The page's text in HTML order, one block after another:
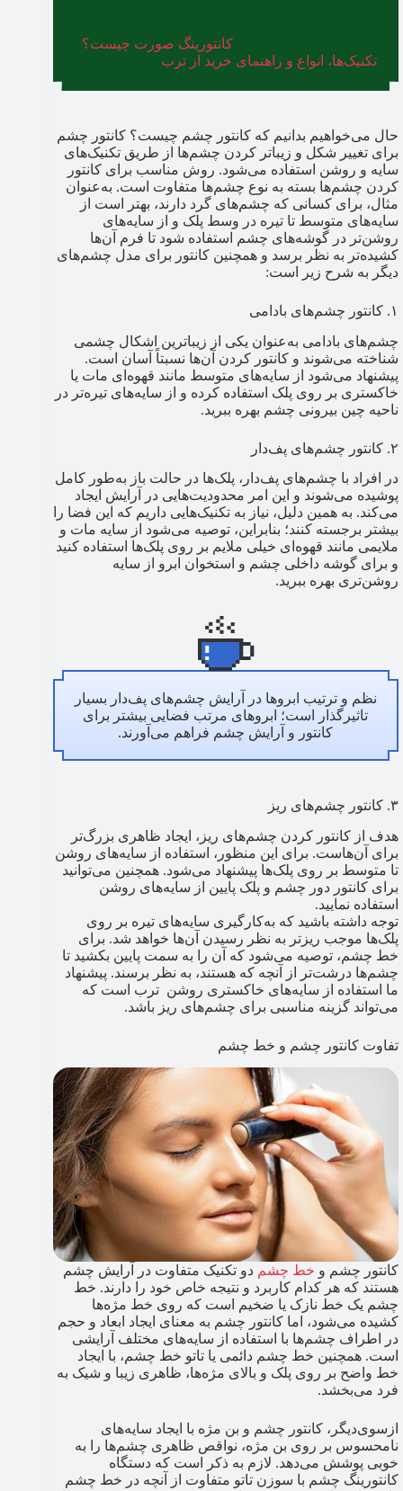
کانتورینگ صورت چیست؟
تکنیک‌ها، انواع و راهنمای خرید از ترب
حال می‌خواهیم بدانیم که کانتور چشم چیست؟ کانتور چشم
برای تغییر شکل و زیباتر کردن چشم‌ها از طریق تکنیک‌های
سایه و روشن استفاده می‌شود. روش مناسب برای کانتور
کردن چشم‌ها بسته به نوع چشم‌ها متفاوت است. به‌عنوان
مثال، برای کسانی که چشم‌های گرد دارند، بهتر است از
سایه‌های متوسط تا تیره در وسط پلک و از سایه‌های
روشن‌تر در گوشه‌های چشم استفاده شود تا فرم آن‌ها
کشیده‌تر به نظر برسد و همچنین کانتور برای مدل چشم‌های
دیگر به شرح زیر است:
۱. کانتور چشم‌های بادامی
چشم‌های بادامی به‌عنوان یکی از زیباترین اشکال چشمی
شناخته می‌شوند و کانتور کردن آن‌ها نسبتاً آسان است.
پیشنهاد می‌شود از سایه‌های متوسط مانند قهوه‌ای مات یا
خاکستری بر روی پلک استفاده کرده و از سایه‌های تیره‌تر در
ناحیه چین بیرونی چشم بهره ببرید.
۲. کانتور چشم‌های پف‌دار
در افراد با چشم‌های پف‌دار، پلک‌ها در حالت باز به‌طور کامل
پوشیده می‌شوند و این امر محدودیت‌هایی در آرایش ایجاد
می‌کند. به همین دلیل، نیاز به تکنیک‌هایی داریم که این فضا را
بیشتر برجسته کنند؛ بنابراین، توصیه می‌شود از سایه مات و
ملایمی مانند قهوه‌ای خیلی ملایم بر روی پلک‌ها استفاده کنید
و برای گوشه داخلی چشم و استخوان ابرو از سایه
روشن‌تری بهره ببرید.
نظم و ترتیب ابروها در آرایش چشم‌های پف‌دار بسیار
تاثیرگذار است؛ ابروهای مرتب فضایی بیشتر برای
کانتور و آرایش چشم فراهم می‌آورند.
۳. کانتور چشم‌های ریز
هدف از کانتور کردن چشم‌های ریز، ایجاد ظاهری بزرگ‌تر
برای آن‌هاست. برای این منظور، استفاده از سایه‌های روشن
تا متوسط بر روی پلک‌ها پیشنهاد می‌شود. همچنین می‌توانید
برای کانتور دور چشم و پلک پایین از سایه‌های روشن
استفاده نمایید.
توجه داشته باشید که به‌کارگیری سایه‌های تیره بر روی
پلک‌ها موجب ریزتر به نظر رسیدن آن‌ها خواهد شد. برای
خط چشم، توصیه می‌شود که آن را به سمت پایین بکشید تا
چشم‌ها درشت‌تر از آنچه که هستند، به نظر برسند. پیشنهاد
ما استفاده از سایه‌های خاکستری روشن ترب است که
می‌تواند گزینه مناسبی برای چشم‌های ریز باشد.
تفاوت کانتور چشم و خط چشم
کانتور چشم و خط چشم دو تکنیک متفاوت در آرایش چشم
هستند که هر کدام کاربرد و نتیجه خاص خود را دارند. خط
چشم یک خط نازک یا ضخیم است که روی خط مژه‌ها
کشیده می‌شود، اما کانتور چشم به معنای ایجاد ابعاد و حجم
در اطراف چشم‌ها با استفاده از سایه‌های مختلف آرایشی
است. همچنین خط چشم دائمی یا تاتو خط چشم، با ایجاد
خط واضح بر روی پلک و بالای مژه‌ها، ظاهری زیبا و شیک به
فرد می‌بخشد.
ازسوی‌دیگر، کانتور چشم و بن مژه با ایجاد سایه‌های
نامحسوس بر روی بن مژه، نواقص ظاهری چشم‌ها را به
خوبی پوشش می‌دهد. لازم به ذکر است که دستگاه
کانتورینگ چشم با سوزن تاتو متفاوت از آنچه در خط چشم